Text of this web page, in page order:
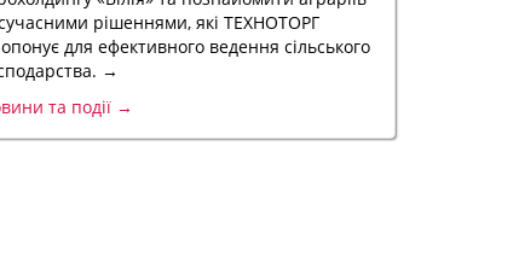
сучасними рішеннями, які ТЕХНОТОРГ
для ефективного ведення сільського
→
та події →